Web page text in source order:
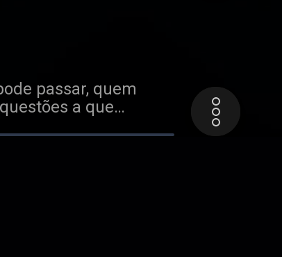
passar, quem
a que
do nosso
Para